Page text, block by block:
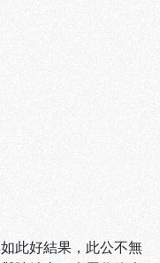
此好結果，此公不無